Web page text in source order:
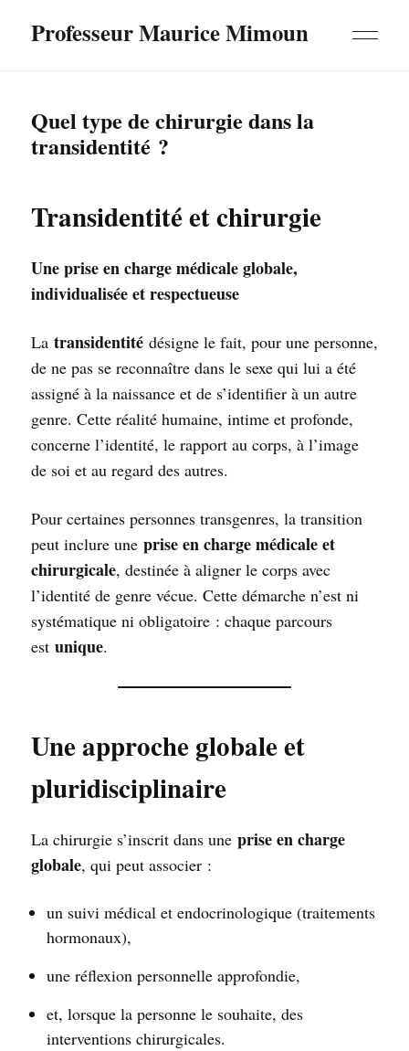
Professeur Maurice Mimoun
Quel type de chirurgie dans la
transidentité ?
Transidentité et chirurgie
Une prise en charge médicale globale,
individualisée et respectueuse
La transidentitédésigne le fait, pour une personne,
de ne pas se reconnaître dans le sexe qui lui a été
assigné à la naissance et de s’identifier à un autre
genre. Cette réalité humaine, intime et profonde,
concerne l’identité, le rapport au corps, à l’image
de soi et au regard des autres.
Pour certaines personnes transgenres, la transition
peut inclure une prise en charge médicale et
chirurgicale, destinée à aligner le corps avec
l’identité de genre vécue. Cette démarche n’est ni
systématique ni obligatoire : chaque parcours
est unique.
Une approche globale et
pluridisciplinaire
La chirurgie s’inscrit dans une prise en charge
globale, qui peut associer :
un suivi médical et endocrinologique (traitements
hormonaux),
une réflexion personnelle approfondie,
et, lorsque la personne le souhaite, des
interventions chirurgicales.